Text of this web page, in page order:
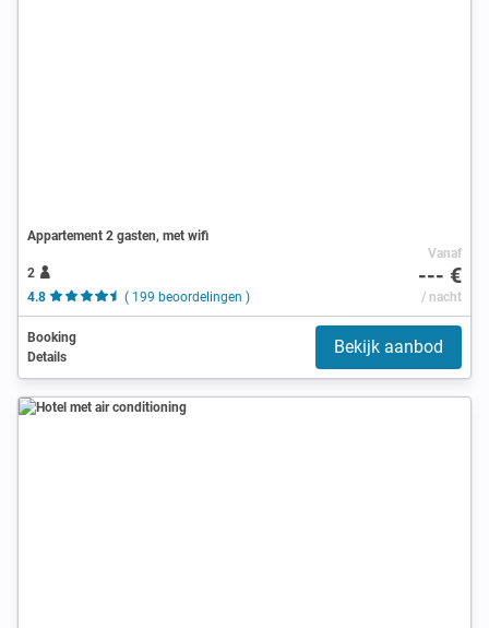
Appartement 2 gasten, met wifi
2
4.8
( 199 beoordelingen )
Vanaf
--- €
/ nacht
Booking
Details
Bekijk aanbod